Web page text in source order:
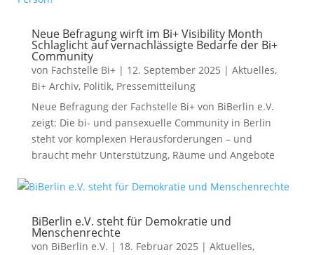
Neue Befragung wirft im Bi+ Visibility Month
Schlaglicht auf vernachlässigte Bedarfe der Bi+
Community
von Fachstelle Bi+| 12. September 2025 | Aktuelles,
Bi+ Archiv, Politik, Pressemitteilung
Neue Befragung der Fachstelle Bi+ von BiBerlin e.V.
zeigt: Die bi- und pansexuelle Community in Berlin
steht vor komplexen Herausforderungen – und
braucht mehr Unterstützung, Räume und Angebote
BiBerlin e.V. steht für Demokratie und
Menschenrechte
von BiBerlin e.V. | 18. Februar 2025 | Aktuelles,